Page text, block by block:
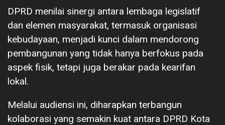
DPRD menilai sinergi antara lembaga legislatif
dan elemen masyarakat, termasuk organisasi
kebudayaan, menjadi kunci dalam mendorong
pembangunan yang tidak hanya berfokus pada
aspek fisik, tetapi juga berakar pada kearifan
lokal.
Melalui audiensi ini, diharapkan terbangun
kolaborasi yang semakin kuat antara DPRD Kota